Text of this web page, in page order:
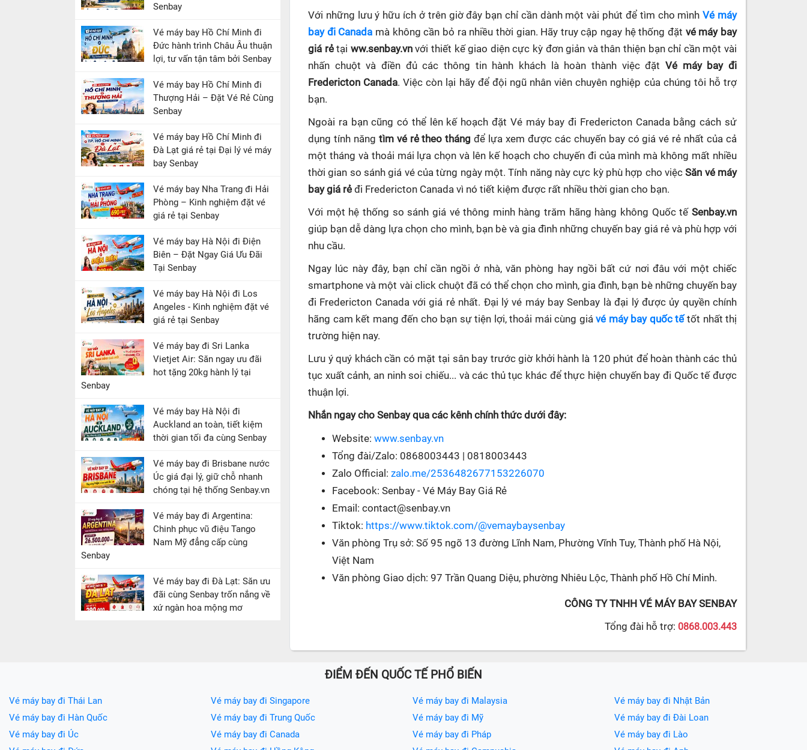
Senbay
Vé máy bay Hồ Chí Minh đi
Đức hành trình Châu Âu thuận
lợi, tư vấn tận tâm bởi Senbay
Vé máy bay Hồ Chí Minh đi
Thượng Hải – Đặt Vé Rẻ Cùng
Senbay
Vé máy bay Hồ Chí Minh đi
Đà Lạt giá rẻ tại Đại lý vé máy
bay Senbay
Vé máy bay Nha Trang đi Hải
Phòng – Kinh nghiệm đặt vé
giá rẻ tại Senbay
Vé máy bay Hà Nội đi Điện
Biên – Đặt Ngay Giá Ưu Đãi
Tại Senbay
Vé máy bay Hà Nội đi Los
Angeles - Kinh nghiệm đặt vé
giá rẻ tại Senbay
Vé máy bay đi Sri Lanka
Vietjet Air: Săn ngay ưu đãi
hot tặng 20kg hành lý tại
Senbay
Vé máy bay Hà Nội đi
Auckland an toàn, tiết kiệm
thời gian tối đa cùng Senbay
Vé máy bay đi Brisbane nước
Úc giá đại lý, giữ chỗ nhanh
chóng tại hệ thống Senbay.vn
Vé máy bay đi Argentina:
Chinh phục vũ điệu Tango
Nam Mỹ đẳng cấp cùng
Senbay
Vé máy bay đi Đà Lạt: Săn ưu
đãi cùng Senbay trốn nắng về
xứ ngàn hoa mộng mơ
Với những lưu ý hữu ích ở trên giờ đây bạn chỉ cần dành một vài phút để tìm cho mìnhVé máy
bay đi Canada mà không cần bỏ ra nhiều thời gian. Hãy truy cập ngay hệ thống đặt vé máy bay
giá rẻtại ww.senbay.vnvới thiết kế giao diện cực kỳ đơn giản và thân thiện bạn chỉ cần một vài
nhấn chuột và điền đủ các thông tin hành khách là hoàn thành việc đặt Vé máy bay đi
Fredericton Canada. Việc còn lại hãy để đội ngũ nhân viên chuyên nghiệp của chúng tôi hỗ trợ
bạn.
Ngoài ra bạn cũng có thể lên kế hoạch đặt Vé máy bay đi Fredericton Canada bằng cách sử
dụng tính năng tìm vé rẻ theo thángđể lựa xem được các chuyến bay có giá vé rẻ nhất của cả
một tháng và thoải mái lựa chọn và lên kế hoạch cho chuyến đi của mình mà không mất nhiều
thời gian so sánh giá vé của từng ngày một. Tính năng này cực kỳ phù hợp cho việcSăn vé máy
bay giá rẻ đi Fredericton Canada vì nó tiết kiệm được rất nhiều thời gian cho bạn.
Với một hệ thống so sánh giá vé thông minh hàng trăm hãng hàng không Quốc tế Senbay.vn
giúp bạn dễ dàng lựa chọn cho mình, bạn bè và gia đình những chuyến bay giá rẻ và phù hợp với
nhu cầu.
Ngay lúc này đây, bạn chỉ cần ngồi ở nhà, văn phòng hay ngồi bất cứ nơi đâu với một chiếc
smartphone và một vài click chuột đã có thể chọn cho mình, gia đình, bạn bè những chuyến bay
đi Fredericton Canada với giá rẻ nhất. Đại lý vé máy bay Senbay là đại lý được ủy quyền chính
hãng cam kết mang đến cho bạn sự tiện lợi, thoải mái cùng giávé máy bay quốc tế tốt nhất thị
trường hiện nay.
Lưu ý quý khách cần có mặt tại sân bay trước giờ khởi hành là 120 phút để hoàn thành các thủ
tục xuất cảnh, an ninh soi chiếu... và các thủ tục khác để thực hiện chuyến bay đi Quốc tế được
thuận lợi.
Nhắn ngay cho Senbay qua các kênh chính thức dưới đây:
Website: www.senbay.vn
Tổng đài/Zalo: 0868003443 | 0818003443
Zalo Official: zalo.me/2536482677153226070
Facebook: Senbay - Vé Máy Bay Giá Rẻ
Email: contact@senbay.vn
Tiktok: https://www.tiktok.com/@vemaybaysenbay
Văn phòng Trụ sở: Số 95 ngõ 13 đường Lĩnh Nam, Phường Vĩnh Tuy, Thành phố Hà Nội,
Việt Nam
Văn phòng Giao dịch: 97 Trần Quang Diệu, phường Nhiêu Lộc, Thành phố Hồ Chí Minh.
CÔNG TY TNHH VÉ MÁY BAY SENBAY
Tổng đài hỗ trợ: 0868.003.443
ĐIỂM ĐẾN QUỐC TẾ PHỔ BIẾN
Vé máy bay đi Thái Lan Vé máy bay đi Singapore Vé máy bay đi Malaysia
Vé máy bay đi Nhật Bản
Vé máy bay đi Hàn Quốc
Vé máy bay đi Trung Quốc Vé máy bay đi Mỹ
Vé máy bay đi Đài Loan
Vé máy bay đi Úc
Vé máy bay đi Canada Vé máy bay đi Pháp
Vé máy bay đi Lào